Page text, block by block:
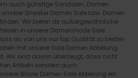
auch günstige Sandalen, Damen
Sneaker Damen Sale bzw. Damen
Wir bieten dir außergewöhnliche
in unserer Damenmode Sale
du von uns nur top Qualität zu besten
mit unserer Sale Damen Abteilung
Wir sind davon überzeugt, dass nicht
Artikeln sondern auch
Blazer Damen Sale Abteilung ein